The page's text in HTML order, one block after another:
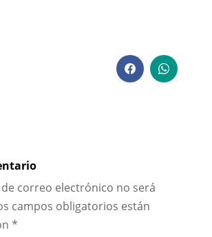
correo electrónico no será
campos obligatorios están
*